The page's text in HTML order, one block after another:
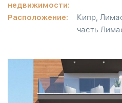
недвижимости:
Расположение:
Кипр,
часть